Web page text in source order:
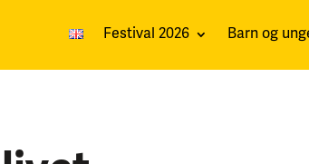
Festival 2026 Barn og